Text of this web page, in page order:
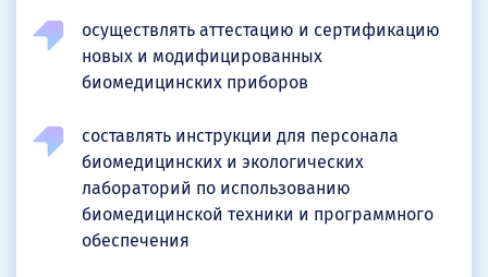
осуществлять аттестацию и сертификацию
новых и модифицированных
биомедицинских приборов
составлять инструкции для персонала
биомедицинских и экологических
лабораторий по использованию
биомедицинской техники и программного
обеспечения